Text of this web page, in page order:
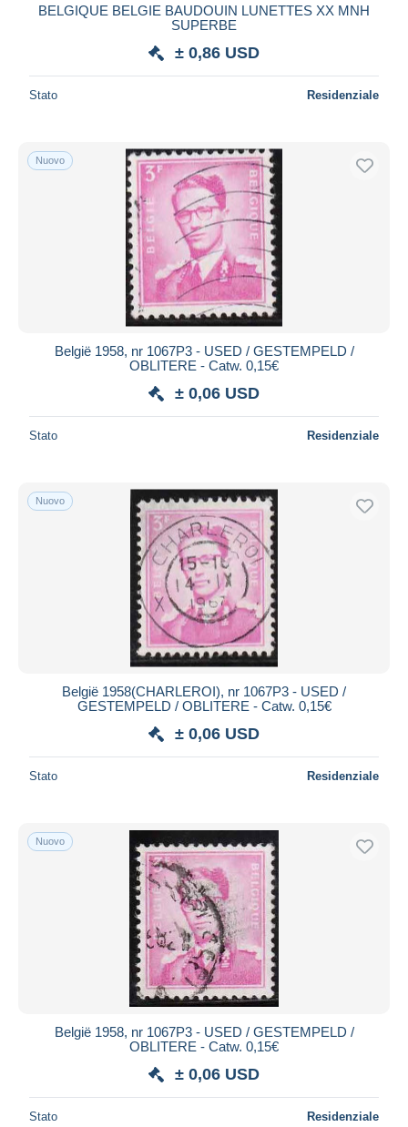
BELGIQUE BELGIE BAUDOUIN LUNETTES XX MNH
SUPERBE
± 0,86 USD
Stato Residenziale
Nuovo
België 1958, nr 1067P3 - USED / GESTEMPELD /
OBLITERE - Catw. 0,15€
± 0,06 USD
Stato Residenziale
Nuovo
België 1958(CHARLEROI), nr 1067P3 - USED /
GESTEMPELD / OBLITERE - Catw. 0,15€
± 0,06 USD
Stato Residenziale
Nuovo
België 1958, nr 1067P3 - USED / GESTEMPELD /
OBLITERE - Catw. 0,15€
± 0,06 USD
Stato Residenziale